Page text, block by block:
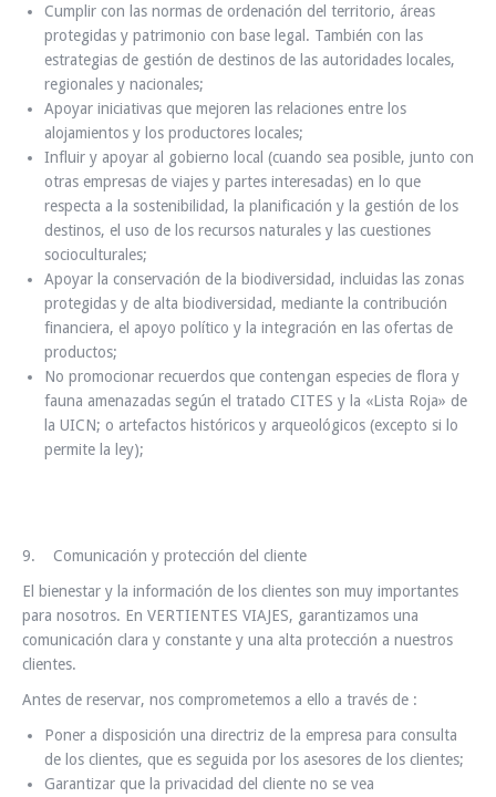
Cumplir con las normas de ordenación del territorio, áreas
protegidas y patrimonio con base legal. También con las
estrategias de gestión de destinos de las autoridades locales,
regionales y nacionales;
Apoyar iniciativas que mejoren las relaciones entre los
alojamientos y los productores locales;
Influir y apoyar al gobierno local (cuando sea posible, junto con
otras empresas de viajes y partes interesadas) en lo que
respecta a la sostenibilidad, la planificación y la gestión de los
destinos, el uso de los recursos naturales y las cuestiones
socioculturales;
Apoyar la conservación de la biodiversidad, incluidas las zonas
protegidas y de alta biodiversidad, mediante la contribución
financiera, el apoyo político y la integración en las ofertas de
productos;
No promocionar recuerdos que contengan especies de flora y
fauna amenazadas según el tratado CITES y la «Lista Roja» de
la UICN; o artefactos históricos y arqueológicos (excepto si lo
permite la ley);
9. Comunicación y protección del cliente
El bienestar y la información de los clientes son muy importantes
para nosotros. En VERTIENTES VIAJES, garantizamos una
comunicación clara y constante y una alta protección a nuestros
clientes.
Antes de reservar, nos comprometemos a ello a través de :
Poner a disposición una directriz de la empresa para consulta
de los clientes, que es seguida por los asesores de los clientes;
Garantizar que la privacidad del cliente no se vea